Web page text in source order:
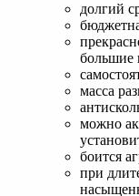
долгий
большие
масса
можно
боится
при